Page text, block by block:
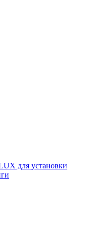
для установки